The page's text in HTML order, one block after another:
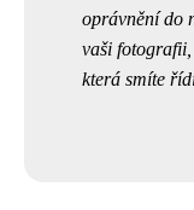
oprávnění do
vaši
která smíte